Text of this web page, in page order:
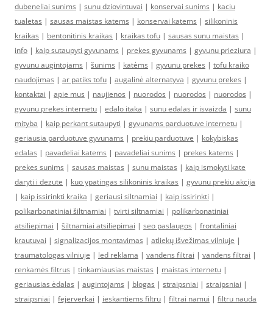
dubeneliai sunims | sunu dziovintuvai | konservai sunims | kaciu
tualetas | sausas maistas katems | konservai katems | silikoninis
kraikas | bentonitinis kraikas | kraikas tofu | sausas sunu maistas |
info | kaip sutaupyti gyvunams | prekes gyvunams | gyvunu prieziura |
gyvunu augintojams | šunims | katėms | gyvunu prekes | tofu kraiko
naudojimas | ar patiks tofu | augalinė alternatyva | gyvunu prekes |
kontaktai | apie mus | naujienos | nuorodos | nuorodos | nuorodos |
gyvunu prekes internetu | edalo itaka | sunu edalas ir isvaizda | sunu
mityba | kaip perkant sutaupyti | gyvunams parduotuve internetu |
geriausia parduotuve gyvunams | prekiu parduotuve | kokybiskas
edalas | pavadeliai katems | pavadeliai sunims | prekes katems |
prekes sunims | sausas maistas | sunu maistas | kaip ismokyti kate
daryti i dezute | kuo ypatingas silikoninis kraikas | gyvunu prekiu akcija
| kaip issirinkti kraika | geriausi siltnamiai | kaip issirinkti |
polikarbonatiniai šiltnamiai | tvirti siltnamiai | polikarbonatiniai
atsiliepimai | šiltnamiai atsiliepimai | seo paslaugos | frontaliniai
krautuvai | signalizacijos montavimas | atliekų išvežimas vilniuje |
traumatologas vilniuje | led reklama | vandens filtrai | vandens filtrai |
renkamės filtrus | tinkamiausias maistas | maistas internetu |
geriausias ėdalas | augintojams | blogas | straipsniai | straipsniai |
straipsniai | fejerverkai | ieskantiems filtru | filtrai namui | filtru nauda